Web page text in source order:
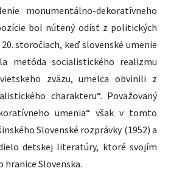
monumentálno-dekoratívneho
bol nútený odísť z politických
storočiach, keď slovenské umenie
metóda socialistického realizmu
zväzu, umelca obvinili z
charakteru“. Považovaný
umenia“ však v tomto
Slovenské rozprávky (1952) a
detskej literatúry, ktoré svojím
Slovenska.